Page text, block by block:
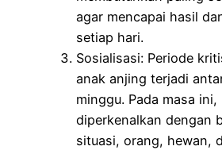
agar mencapai hasil
setiap hari.
Sosialisasi: Periode
anak anjing terjadi
minggu. Pada masa ini,
diperkenalkan dengan
situasi, orang, hewan,